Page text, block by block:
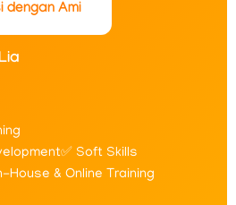
dengan Ami
✅ Soft Skills
House & Online Training